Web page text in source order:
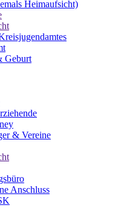
Heimaufsicht)
Geburt
& Vereine
Anschluss